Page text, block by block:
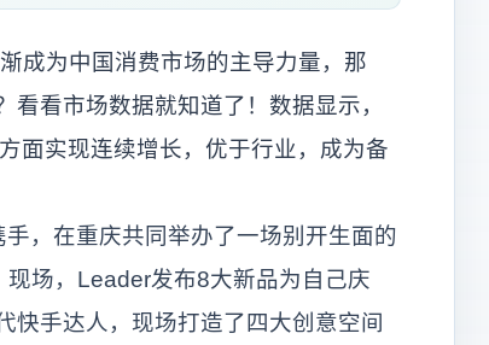
为中国消费市场的主导力量，那
看市场数据就知道了！数据显示，
面实现连续增长，优于行业，成为备
，在重庆共同举办了一场别开生面的
场，Leader发布8大新品为自己庆
快手达人，现场打造了四大创意空间